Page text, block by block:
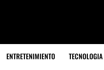
ENTRETENIMIENTO TECNOLOGIA